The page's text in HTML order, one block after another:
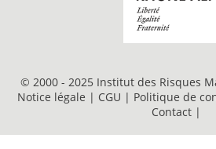
© 2000 - 2025 Institut des Risques
Notice légale | CGU | Politique de
Contact |